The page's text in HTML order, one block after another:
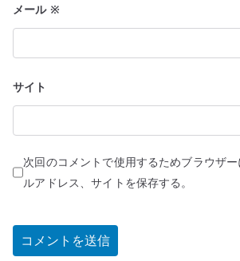
メール ※
サイト
次回のコメントで使用するためブラウザ
ルアドレス、サイトを保存する。